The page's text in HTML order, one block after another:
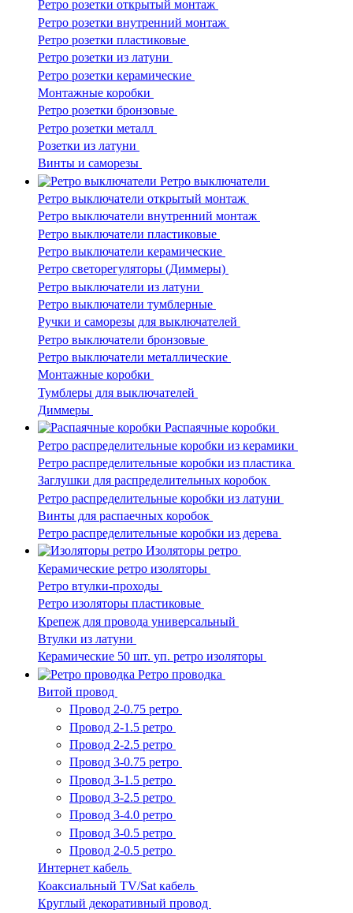
Ретро розетки открытый монтаж
Ретро розетки внутренний монтаж
Ретро розетки пластиковые
Ретро розетки из латуни
Ретро розетки керамические
Монтажные коробки
Ретро розетки бронзовые
Ретро розетки металл
Розетки из латуни
Винты и саморезы
Ретро выключатели
Ретро выключатели открытый монтаж
Ретро выключатели внутренний монтаж
Ретро выключатели пластиковые
Ретро выключатели керамические
Ретро светорегуляторы (Диммеры)
Ретро выключатели из латуни
Ретро выключатели тумблерные
Ручки и саморезы для выключателей
Ретро выключатели бронзовые
Ретро выключатели металлические
Монтажные коробки
Тумблеры для выключателей
Диммеры
Распаячные коробки
Ретро распределительные коробки из керамики
Ретро распределительные коробки из пластика
Заглушки для распределительных коробок
Ретро распределительные коробки из латуни
Винты для распаечных коробок
Ретро распределительные коробки из дерева
Изоляторы ретро
Керамические ретро изоляторы
Ретро втулки-проходы
Ретро изоляторы пластиковые
Крепеж для провода универсальный
Втулки из латуни
Керамические 50 шт. уп. ретро изоляторы
Ретро проводка
Витой провод
Провод 2-0.75 ретро
Провод 2-1.5 ретро
Провод 2-2.5 ретро
Провод 3-0.75 ретро
Провод 3-1.5 ретро
Провод 3-2.5 ретро
Провод 3-4.0 ретро
Провод 3-0.5 ретро
Провод 2-0.5 ретро
Интернет кабель
Коаксиальный TV/Sat кабель
Круглый декоративный провод